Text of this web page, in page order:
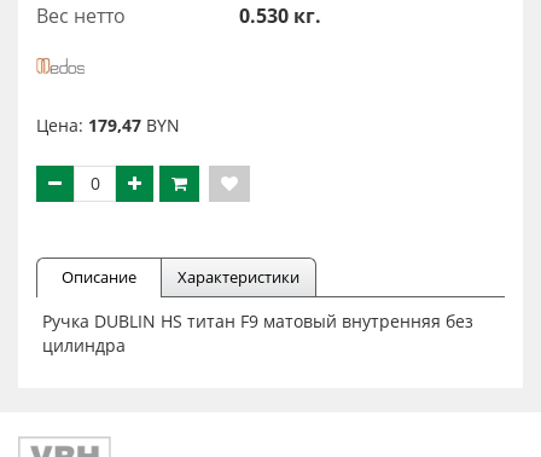
Вес нетто
0.530 кг.
Цена: 179,47 BYN
Описание Характеристики
Ручка DUBLIN HS титан F9 матовый внутренняя без
цилиндра